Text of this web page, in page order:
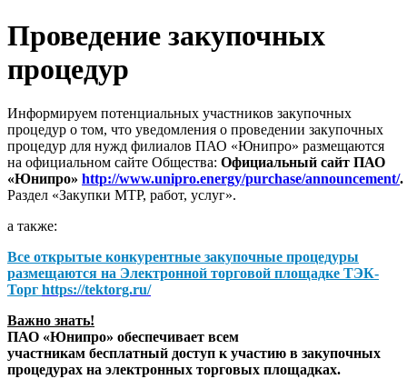
Проведение закупочных
процедур
Информируем потенциальных участников закупочных
процедур о том, что уведомления о проведении закупочных
процедур для нужд филиалов ПАО «Юнипро» размещаются
на официальном сайте Общества: Официальный сайт ПАО
«Юнипро» http://www.unipro.energy/purchase/announcement/.
Раздел «Закупки МТР, работ, услуг».
а также:
Все открытые конкурентные закупочные процедуры
размещаются на Электронной торговой площадке ТЭК-
Торг https://tektorg.ru/
Важно знать!
ПАО «Юнипро» обеспечивает всем
участникам бесплатный доступ к участию в закупочных
процедурах на электронных торговых площадках.